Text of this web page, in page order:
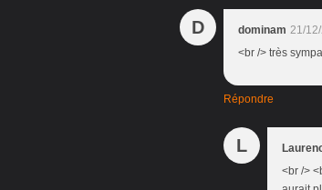
D dominam 21/
<br /> très
Répondre
L
<br />